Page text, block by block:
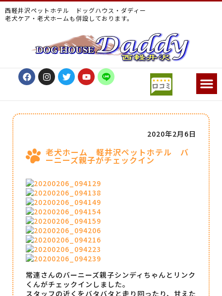
西軽井沢ペットホテル ドッグハウス・ダディー
老犬ケア・老犬ホームも併設しております。
老犬ホーム 軽井沢ペットホテル バ
ーニーズ親子がチェックイン
2020年2月6日
常連さんのバーニーズ親子シンディちゃんとリンク
くんがチェックインしました。
スタッフの近くをバタバタと走り回ったり、甘えた